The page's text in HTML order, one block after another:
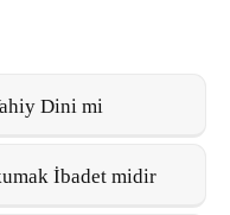
Dini mi
İbadet midir